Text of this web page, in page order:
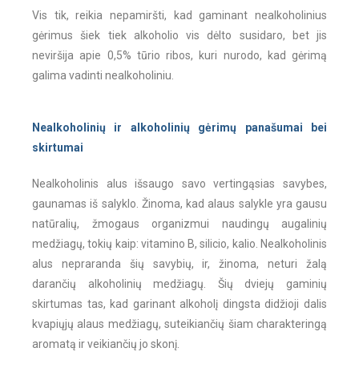
Vis tik, reikia nepamiršti, kad gaminant nealkoholinius
gėrimus šiek tiek alkoholio vis dėlto susidaro, bet jis
neviršija apie 0,5% tūrio ribos, kuri nurodo, kad gėrimą
galima vadinti nealkoholiniu.
Nealkoholinių ir alkoholinių gėrimų panašumai bei
skirtumai
Nealkoholinis alus išsaugo savo vertingąsias savybes,
gaunamas iš salyklo. Žinoma, kad alaus salykle yra gausu
natūralių, žmogaus organizmui naudingų augalinių
medžiagų, tokių kaip: vitamino B, silicio, kalio. Nealkoholinis
alus nepraranda šių savybių, ir, žinoma, neturi žalą
darančių alkoholinių medžiagų. Šių dviejų gaminių
skirtumas tas, kad garinant alkoholį dingsta didžioji dalis
kvapiųjų alaus medžiagų, suteikiančių šiam charakteringą
aromatą ir veikiančių jo skonį.